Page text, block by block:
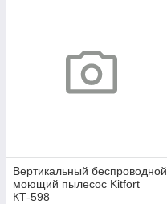
Вертикальный беспроводной
моющий пылесос Kitfort
КТ-598